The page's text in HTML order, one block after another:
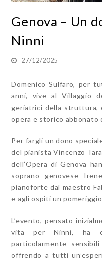
Genova – Un
Ninni
27/12/2025
Domenico Sulfaro, per
anni, vive al Villaggio
geriatrici della struttura,
opera e storico abbonato
Per fargli un dono
del pianista Vincenzo
dell’Opera di Genova
soprano genovese
pianoforte dal maestro
e agli ospiti un
L’evento, pensato
vita per Ninni, ha
particolarmente
offrendo a tutti